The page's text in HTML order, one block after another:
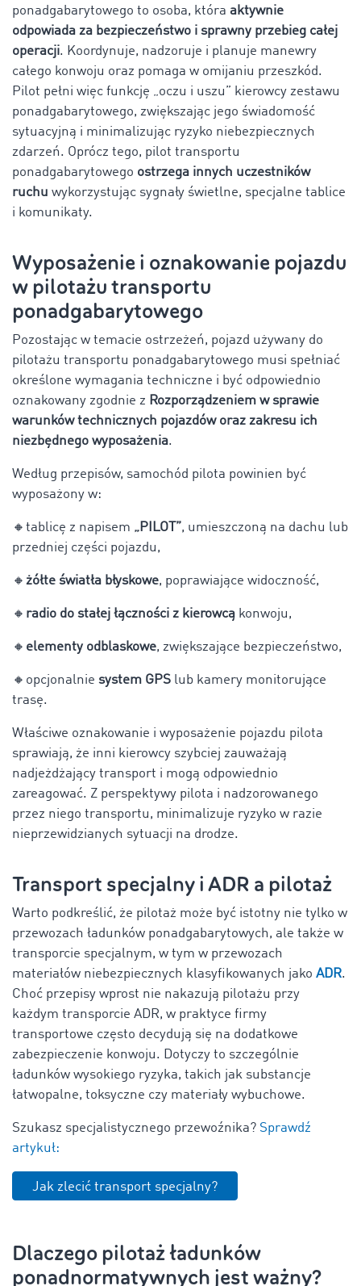
ponadgabarytowego to osoba, która aktywnie
odpowiada za bezpieczeństwo i sprawny przebieg całej
operacji. Koordynuje, nadzoruje i planuje manewry
całego konwoju oraz pomaga w omijaniu przeszkód.
Pilot pełni więc funkcję „oczu i uszu” kierowcy zestawu
ponadgabarytowego, zwiększając jego świadomość
sytuacyjną i minimalizując ryzyko niebezpiecznych
zdarzeń. Oprócz tego, pilot transportu
ponadgabarytowego ostrzega innych uczestników
ruchu wykorzystując sygnały świetlne, specjalne tablice
i komunikaty.
Wyposażenie i oznakowanie pojazdu
w pilotażu transportu
ponadgabarytowego
Pozostając w temacie ostrzeżeń, pojazd używany do
pilotażu transportu ponadgabarytowego musi spełniać
określone wymagania techniczne i być odpowiednio
oznakowany zgodnie z Rozporządzeniem w sprawie
warunków technicznych pojazdów oraz zakresu ich
niezbędnego wyposażenia.
Według przepisów, samochód pilota powinien być
wyposażony w:
🔸 tablicę z napisem „PILOT”, umieszczoną na dachu lub
przedniej części pojazdu,
🔸 żółte światła błyskowe, poprawiające widoczność,
🔸 radio do stałej łączności z kierowcą konwoju,
🔸 elementy odblaskowe, zwiększające bezpieczeństwo,
🔸 opcjonalnie system GPS lub kamery monitorujące
trasę.
Właściwe oznakowanie i wyposażenie pojazdu pilota
sprawiają, że inni kierowcy szybciej zauważają
nadjeżdżający transport i mogą odpowiednio
zareagować. Z perspektywy pilota i nadzorowanego
przez niego transportu, minimalizuje ryzyko w razie
nieprzewidzianych sytuacji na drodze.
Transport specjalny i ADR a pilotaż
Warto podkreślić, że pilotaż może być istotny nie tylko w
przewozach ładunków ponadgabarytowych, ale także w
transporcie specjalnym, w tym w przewozach
materiałów niebezpiecznych klasyfikowanych jako ADR.
Choć przepisy wprost nie nakazują pilotażu przy
każdym transporcie ADR, w praktyce firmy
transportowe często decydują się na dodatkowe
zabezpieczenie konwoju. Dotyczy to szczególnie
ładunków wysokiego ryzyka, takich jak substancje
łatwopalne, toksyczne czy materiały wybuchowe.
Szukasz specjalistycznego przewoźnika? Sprawdź
artykuł:
Jak zlecić transport specjalny?
Dlaczego pilotaż ładunków
ponadnormatywnych jest ważny?